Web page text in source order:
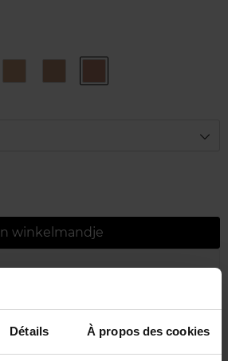
Détails À propos des cookies
AlmondAmberTopaz
winkelmandje
aankoop van min. 55€
winkelpunt